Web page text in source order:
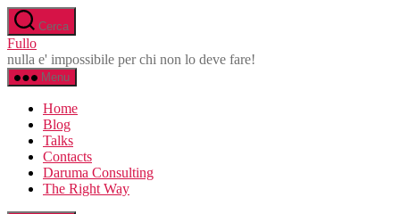
Salta
al
contenuto
Cerca
Fullo
nulla e' impossibile per chi non lo deve fare!
Menu
Home
Blog
Talks
Contacts
Daruma Consulting
The Right Way